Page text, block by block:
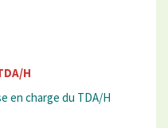
H
en charge du TDA/H